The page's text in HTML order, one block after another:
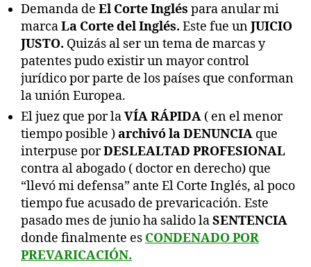
Demanda de El Corte Inglés para anular mi
marcaLa Corte del Inglés. Este fue unJUICIO
JUSTO. Quizás al ser un tema de marcas y
patentes pudo existir un mayor control
jurídico por parte de los países que conforman
la unión Europea.
El juez que por laVÍA RÁPIDA ( en el menor
tiempo posible )archivó la DENUNCIA que
interpuse porDESLEALTAD PROFESIONAL
contra al abogado ( doctor en derecho) que
“llevó mi defensa” ante El Corte Inglés, al poco
tiempo fue acusado de prevaricación. Este
pasado mes de junio ha salido laSENTENCIA
donde finalmente es CONDENADO POR
PREVARICACIÓN.